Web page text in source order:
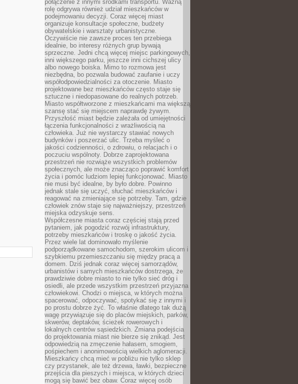
połączenie z innymi środkami transportu. Ważną
rolę odgrywa również udział mieszkańców w
podejmowaniu decyzji. Coraz więcej miast
organizuje konsultacje społeczne, budżety
obywatelskie i warsztaty urbanistyczne.
Oczywiście nie zawsze proces ten przebiega
idealnie, bo interesy różnych grup bywają
sprzeczne. Jedni chcą więcej miejsc parkingowych,
inni większego parku, jeszcze inni cichszej ulicy
albo nowego boiska. Mimo to rozmowa jest
niezbędna, bo pozwala budować zaufanie i uczy
współodpowiedzialności za otoczenie. Miasto
projektowane bez mieszkańców często staje się
sztuczne i niedopasowane do realnych potrzeb.
Miasto współtworzone z mieszkańcami ma większą
szansę stać się miejscem naprawdę żywym.
Przyszłość miast będzie zależała od umiejętności
łączenia funkcjonalności z wrażliwością na
człowieka. Już nie wystarczy stawiać nowych
budynków i poszerzać ulic. Trzeba myśleć o
jakości codzienności, o zdrowiu, o relacjach i o
poczuciu wspólnoty. Dobrze zaprojektowana
przestrzeń nie rozwiąże wszystkich problemów
społecznych, ale może znacząco poprawić komfort
życia i pomóc ludziom lepiej funkcjonować. Miasto
nie musi być idealne, by było dobre. Powinno
jednak stale się uczyć, słuchać mieszkańców i
reagować na zmieniające się potrzeby. Tam, gdzie
człowiek znów staje się najważniejszy, przestrzeń
miejska odzyskuje sens.
Współczesne miasta coraz częściej stają przed
pytaniem, jak pogodzić rozwój infrastruktury,
potrzeby mieszkańców i troskę o jakość życia.
Przez wiele lat dominowało myślenie
podporządkowane samochodom, szerokim ulicom i
szybkiemu przemieszczaniu się między pracą a
domem. Dziś jednak coraz więcej samorządów,
urbanistów i samych mieszkańców dostrzega, że
prawdziwie dobre miasto to nie tylko sieć dróg i
osiedli, ale przede wszystkim przestrzeń przyjazna
człowiekowi. Chodzi o miejsca, w których można
spacerować, odpoczywać, spotykać się z innymi i
po prostu dobrze żyć. To właśnie dlatego tak dużą
wagę przywiązuje się do placów miejskich, parków,
skwerów, deptaków, ścieżek rowerowych i
lokalnych centrów sąsiedzkich. Zmiana podejścia
do projektowania miast nie bierze się znikąd. Jest
odpowiedzią na zmęczenie hałasem, smogiem,
pośpiechem i anonimowością wielkich aglomeracji.
Mieszkańcy chcą mieć w pobliżu nie tylko sklep
czy przystanek, ale też drzewa, ławki, bezpieczne
przejścia dla pieszych i miejsca, w których dzieci
mogą się bawić bez obaw. Coraz więcej osób